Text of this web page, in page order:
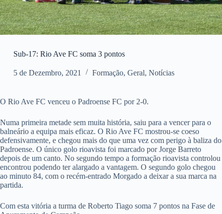
Sub-17: Rio Ave FC soma 3 pontos
5 de Dezembro, 2021 Formação, Geral, Notícias
O Rio Ave FC venceu o Padroense FC por 2-0.
Numa primeira metade sem muita história, saiu para a vencer para o
balneário a equipa mais eficaz. O Rio Ave FC mostrou-se coeso
defensivamente, e chegou mais do que uma vez com perigo à baliza do
Padroense. O único golo rioavista foi marcado por Jorge Barreto
depois de um canto. No segundo tempo a formação rioavista controlou
encontrou podendo ter alargado a vantagem. O segundo golo chegou
ao minuto 84, com o recém-entrado Morgado a deixar a sua marca na
partida.
Com esta vitória a turma de Roberto Tiago soma 7 pontos na Fase de